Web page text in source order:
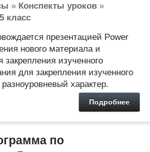
» Конспекты уроков »
класс
презентацией Power
нового материала и
изученного
для закрепления изученного
характер.
Подробнее
по